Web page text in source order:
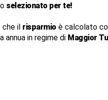
selezionato per te!
che il risparmio è calcolato
annua in regime di Maggior